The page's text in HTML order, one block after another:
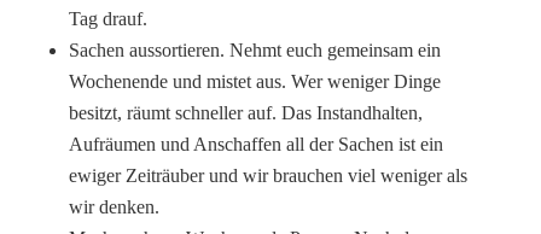
Tag drauf.
Sachen aussortieren. Nehmt euch gemeinsam ein
Wochenende und mistet aus. Wer weniger Dinge
besitzt, räumt schneller auf. Das Instandhalten,
Aufräumen und Anschaffen all der Sachen ist ein
ewiger Zeiträuber und wir brauchen viel weniger als
wir denken.